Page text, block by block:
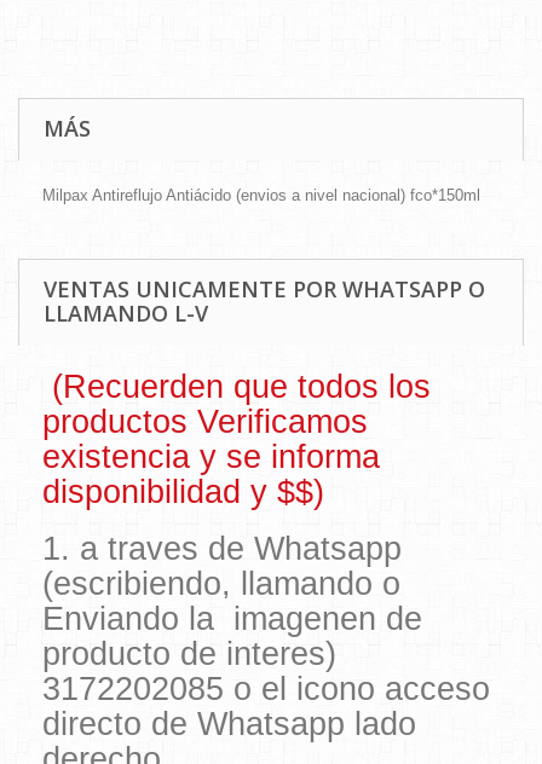
MÁS
Milpax Antireflujo Antiácido (envios a nivel nacional) fco*150ml
VENTAS UNICAMENTE POR WHATSAPP O
LLAMANDO L-V
(Recuerden que todos los
productos Verificamos
existencia y se informa
disponibilidad y $$)
1. a traves de Whatsapp
(escribiendo, llamando o
Enviando la imagenen de
producto de interes)
3172202085 o el icono acceso
directo de Whatsapp lado